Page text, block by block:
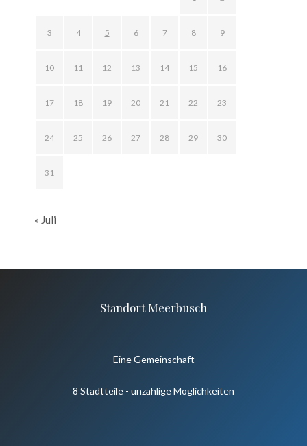
3 4 5 6 7 8 9
10 11 12 13 14 15 16
17 18 19 20 21 22 23
24 25 26 27 28 29 30
31
« Juli
Standort Meerbusch
Eine Gemeinschaft
8 Stadtteile - unzählige Möglichkeiten